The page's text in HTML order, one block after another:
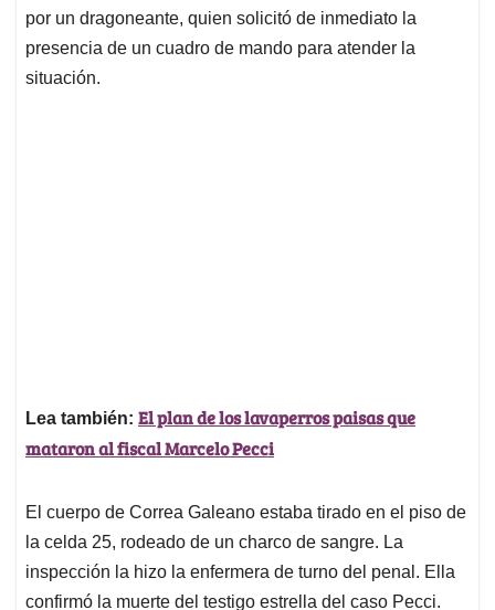
por un dragoneante, quien solicitó de inmediato la
presencia de un cuadro de mando para atender la
situación.
Lea también: El plan de los lavaperros paisas que
mataron al fiscal Marcelo Pecci
El cuerpo de Correa Galeano estaba tirado en el piso de
la celda 25, rodeado de un charco de sangre. La
inspección la hizo la enfermera de turno del penal. Ella
confirmó la muerte del testigo estrella del caso Pecci.